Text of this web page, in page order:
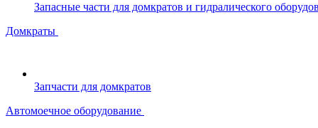
Запасные части для домкратов и гидралического
Домкраты
Запчасти для домкратов
Автомоечное оборудование